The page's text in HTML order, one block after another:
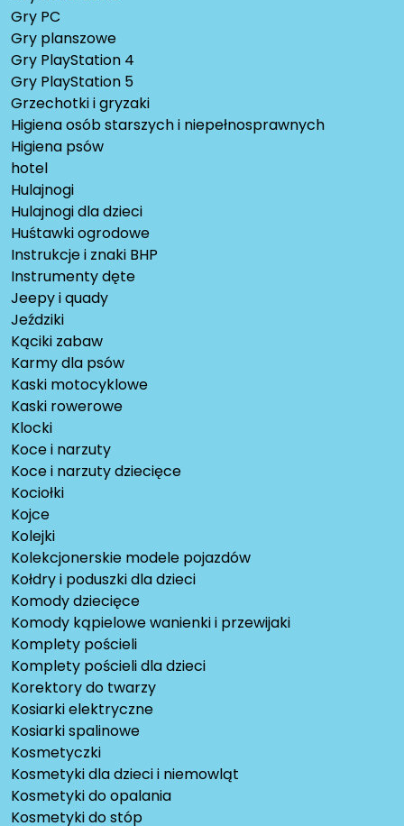
Gry PC
Gry planszowe
Gry PlayStation 4
Gry PlayStation 5
Grzechotki i gryzaki
Higiena osób starszych i niepełnosprawnych
Higiena psów
hotel
Hulajnogi
Hulajnogi dla dzieci
Huśtawki ogrodowe
Instrukcje i znaki BHP
Instrumenty dęte
Jeepy i quady
Jeździki
Kąciki zabaw
Karmy dla psów
Kaski motocyklowe
Kaski rowerowe
Klocki
Koce i narzuty
Koce i narzuty dziecięce
Kociołki
Kojce
Kolejki
Kolekcjonerskie modele pojazdów
Kołdry i poduszki dla dzieci
Komody dziecięce
Komody kąpielowe wanienki i przewijaki
Komplety pościeli
Komplety pościeli dla dzieci
Korektory do twarzy
Kosiarki elektryczne
Kosiarki spalinowe
Kosmetyczki
Kosmetyki dla dzieci i niemowląt
Kosmetyki do opalania
Kosmetyki do stóp